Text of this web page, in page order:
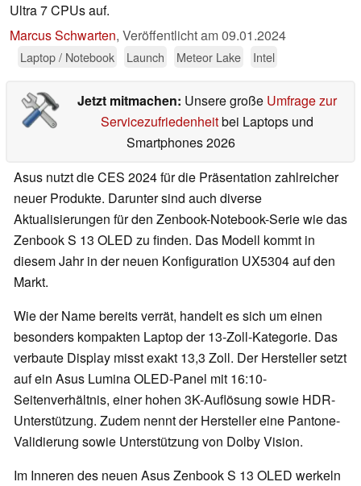
Ultra 7 CPUs auf.
Marcus Schwarten, Veröffentlicht am09.01.2024
Laptop / Notebook Launch Meteor Lake Intel
Jetzt mitmachen: Unsere große Umfrage zur
Servicezufriedenheitbei Laptops und
Smartphones 2026
Asus nutzt die CES 2024 für die Präsentation zahlreicher
neuer Produkte. Darunter sind auch diverse
Aktualisierungen für den Zenbook-Notebook-Serie wie das
Zenbook S 13 OLED zu finden. Das Modell kommt in
diesem Jahr in der neuen Konfiguration UX5304 auf den
Markt.
Wie der Name bereits verrät, handelt es sich um einen
besonders kompakten Laptop der 13-Zoll-Kategorie. Das
verbaute Display misst exakt 13,3 Zoll. Der Hersteller setzt
auf ein Asus Lumina OLED-Panel mit 16:10-
Seitenverhältnis, einer hohen 3K-Auflösung sowie HDR-
Unterstützung. Zudem nennt der Hersteller eine Pantone-
Validierung sowie Unterstützung von Dolby Vision.
Im Inneren des neuen Asus Zenbook S 13 OLED werkeln